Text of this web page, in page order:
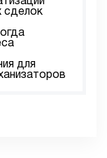
сделок
для